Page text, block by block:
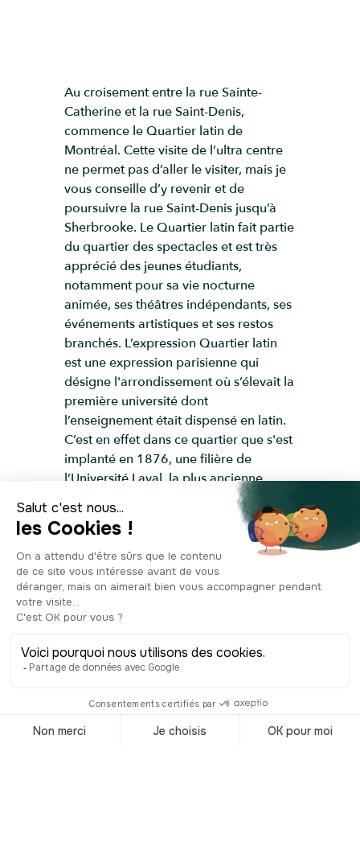
Au croisement entre la rue Sainte-
Catherine et la rue Saint-Denis,
commence le Quartier latin de
Montréal. Cette visite de l’ultra centre
ne permet pas d’aller le visiter, mais je
vous conseille d’y revenir et de
poursuivre la rue Saint-Denis jusqu’à
Sherbrooke. Le Quartier latin fait partie
du quartier des spectacles et est très
apprécié des jeunes étudiants,
notamment pour sa vie nocturne
animée, ses théâtres indépendants, ses
événements artistiques et ses restos
branchés. L’expression Quartier latin
est une expression parisienne qui
désigne l'arrondissement où s’élevait la
première université dont
l’enseignement était dispensé en latin.
C’est en effet dans ce quartier que s'est
implanté en 1876, une filière de
l’Université Laval, la plus ancienne
d’Amérique. Au début du XXe siècle,
c’est ici que vous trouviez tous les
intellectuels, philosophant
passionnément aux terrasses des cafés.
De nos jours, le quartier conserve son
côté intellectuel et académique avec la
l’Université ainsi que de plusieurs
institutions culturelles comme la
Théâtre ou encore la Grande
Bibliothèque du Québec.